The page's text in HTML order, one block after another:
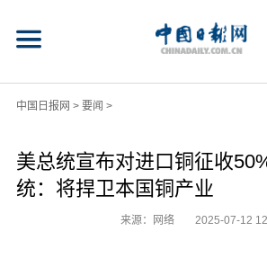
中国日报网 > 要闻 >
美总统宣布对进口铜征收
统：将捍卫本国铜产业
来源：网络 2025-07-12